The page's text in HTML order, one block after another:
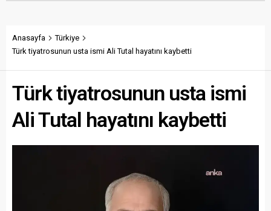
Anasayfa
Türkiye
Türk tiyatrosunun usta ismi Ali Tutal hayatını kaybetti
Türk tiyatrosunun usta ismi
Ali Tutal hayatını kaybetti